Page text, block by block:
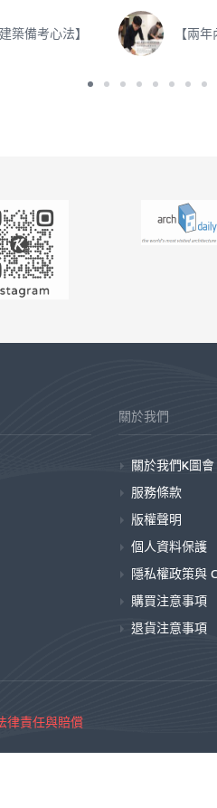
築備考心法】 【兩
關於我們
關於我們K圖會
服務條款
版權聲明
個人資料保護
隱私權政策與
購買注意事項
退貨注意事項
律責任與賠償